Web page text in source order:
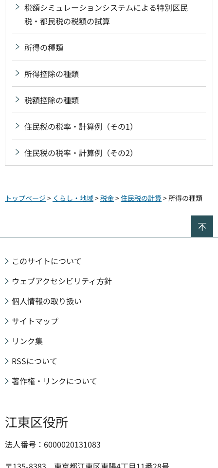
税額シミュレーションシステムによる特別区民
税・都民税の税額の試算
所得の種類
所得控除の種類
税額控除の種類
住民税の税率・計算例（その1）
住民税の税率・計算例（その2）
トップページ > くらし・地域>税金>住民税の計算> 所得の種類
このサイトについて
ウェブアクセシビリティ方針
個人情報の取り扱い
サイトマップ
リンク集
RSSについて
著作権・リンクについて
江東区役所
法人番号：6000020131083